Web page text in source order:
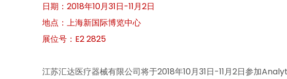
日期：2018年10月31日-11月2日
地点：上海新国际博览中心
展位号：E2 2825
江苏汇达医疗器械有限公司将于2018年10月31日-11月2日参加